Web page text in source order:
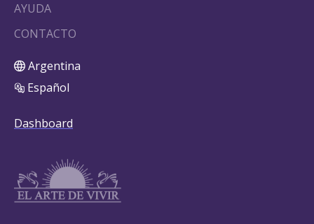
AYUDA
CONTACTO
Argentina
Español
Dashboard